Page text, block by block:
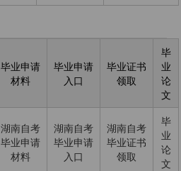
毕业申请
材料
毕业申请
入口
毕业证书
领取
毕
业
论
文
湖南自考
毕业申请
材料
湖南自考
毕业申请
入口
湖南自考
毕业证书
领取
毕
业
论
文